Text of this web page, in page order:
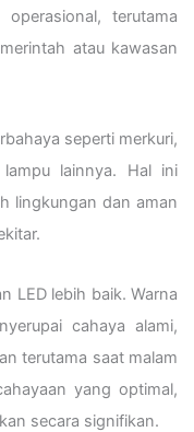
terutama
atau kawasan
seperti merkuri,
lainnya. Hal ini
lingkungan dan aman
LED lebih baik. Warna
cahaya alami,
terutama saat malam
yang optimal,
secara signifikan.